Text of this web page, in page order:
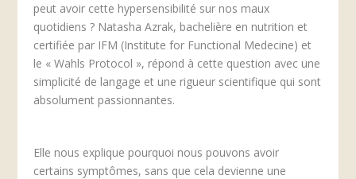
peut avoir cette hypersensibilité sur nos maux
quotidiens ? Natasha Azrak, bachelière en nutrition et
certifiée par IFM (Institute for Functional Medecine) et
le « Wahls Protocol », répond à cette question avec une
simplicité de langage et une rigueur scientifique qui sont
absolument passionnantes.
Elle nous explique pourquoi nous pouvons avoir
certains symptômes, sans que cela devienne une